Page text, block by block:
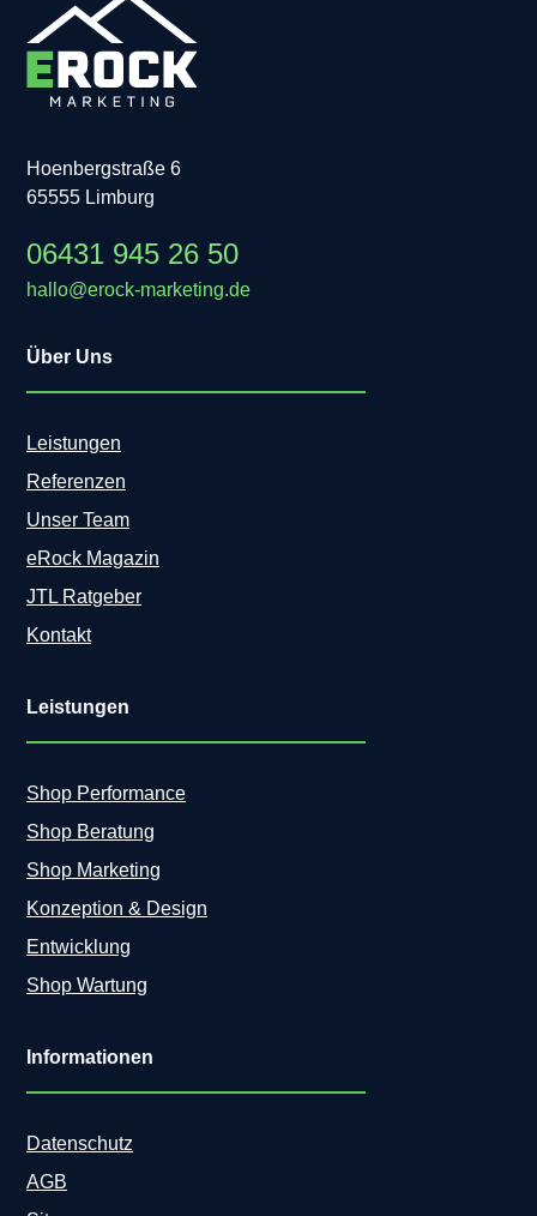
Hoenbergstraße 6
65555 Limburg
06431 945 26 50
hallo@erock-marketing.de
Über Uns
Leistungen
Referenzen
Unser Team
eRock Magazin
JTL Ratgeber
Kontakt
Leistungen
Shop Performance
Shop Beratung
Shop Marketing
Konzeption & Design
Entwicklung
Shop Wartung
Informationen
Datenschutz
AGB